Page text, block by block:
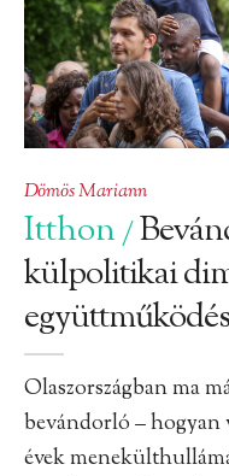
Dömös Mariann
Itthon/
külpolitikai
Olaszországban ma
bevándorló – hogyan
évek